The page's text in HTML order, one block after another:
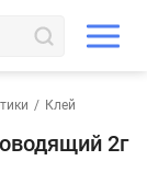
/ Клей
2г